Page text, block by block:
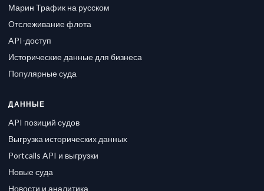
Марин Трафик на русском
Отслеживание флота
API-доступ
Исторические данные для бизнеса
Популярные суда
ДАННЫЕ
API позиций судов
Выгрузка исторических данных
Portcalls API и выгрузки
Новые суда
Новости и аналитика